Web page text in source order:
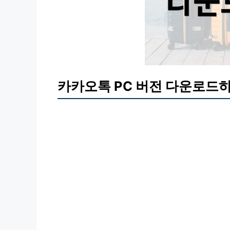
카카오톡 PC 버전 다운로드